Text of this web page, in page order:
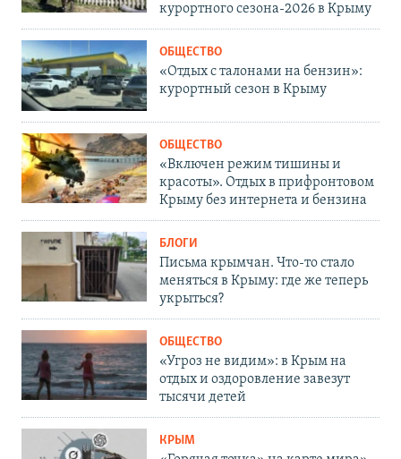
курортного сезона-2026 в Крыму
ОБЩЕСТВО
«Отдых с талонами на бензин»:
курортный сезон в Крыму
ОБЩЕСТВО
«Включен режим тишины и
красоты». Отдых в прифронтовом
Крыму без интернета и бензина
БЛОГИ
Письма крымчан. Что-то стало
меняться в Крыму: где же теперь
укрыться?
ОБЩЕСТВО
«Угроз не видим»: в Крым на
отдых и оздоровление завезут
тысячи детей
КРЫМ